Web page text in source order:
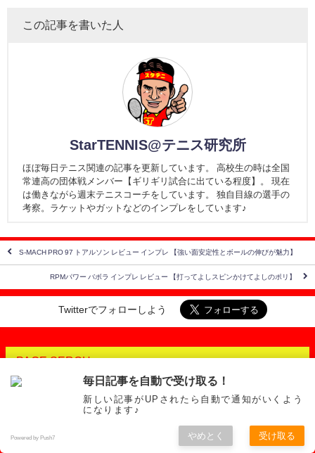
この記事を書いた人
StarTENNIS@テニス研究所
ほぼ毎日テニス関連の記事を更新しています。 高校生の時は全国
常連高の団体戦メンバー【ギリギリ試合に出ている程度】。 現在
は働きながら週末テニスコーチをしています。 独自目線の選手の
考察。ラケットやガットなどのインプレをしています♪
S-MACH PRO 97 トアルソン レビュー インプレ 【強い面安定性とボールの伸びが魅力】
RPMパワー バボラ インプレ レビュー 【打ってよしスピンかけてよしのポリ】
Twitterでフォローしよう
PAGE SERCH
毎日記事を自動で受け取る！
新しい記事がUPされたら自動で通知がいくよう
になります♪
Powered by Push7 やめとく 受け取る